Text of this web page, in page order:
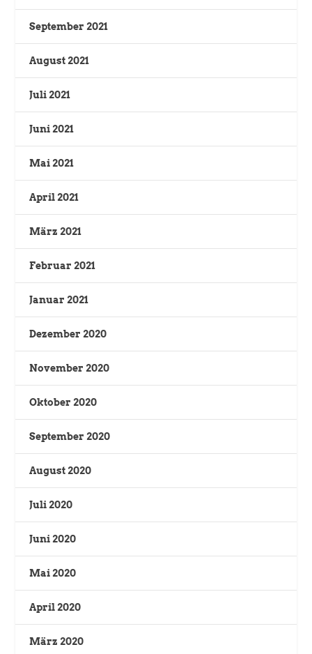
September 2021
August 2021
Juli 2021
Juni 2021
Mai 2021
April 2021
März 2021
Februar 2021
Januar 2021
Dezember 2020
November 2020
Oktober 2020
September 2020
August 2020
Juli 2020
Juni 2020
Mai 2020
April 2020
März 2020